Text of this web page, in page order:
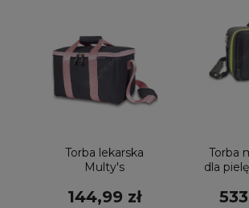
Torba lekarska
Multy's
grafitowo-różowy
144,99 zł
Torba
dla